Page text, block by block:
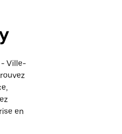
- Ville-
en